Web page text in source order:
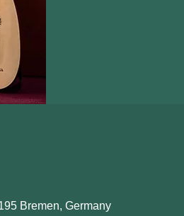
Bremen, Germany